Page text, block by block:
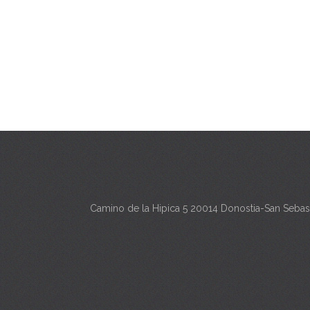
Camino de la Hipica 5 20014 Donostia-San